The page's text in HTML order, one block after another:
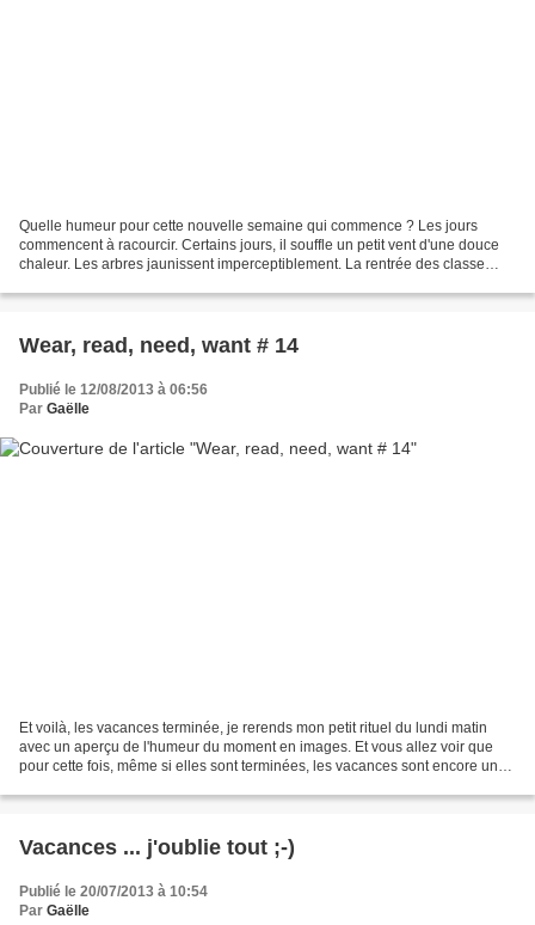
Quelle humeur pour cette nouvelle semaine qui commence ? Les jours
commencent à racourcir. Certains jours, il souffle un petit vent d'une douce
chaleur. Les arbres jaunissent imperceptiblement. La rentrée des classe
Wear, read, need, want # 14
Publié le 12/08/2013 à 06:56
Par Gaëlle
Et voilà, les vacances terminée, je rerends mon petit rituel du lundi matin
avec un aperçu de l'humeur du moment en images. Et vous allez voir que
pour cette fois, même si elles sont terminées, les vacances sont encore un
Vacances ... j'oublie tout ;-)
Publié le 20/07/2013 à 10:54
Par Gaëlle